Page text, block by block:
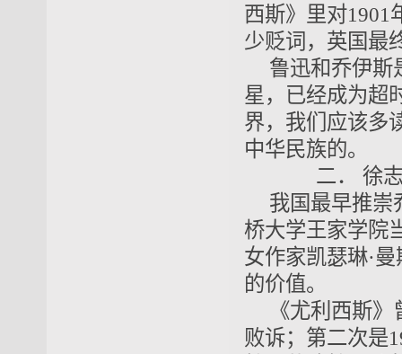
西斯》里对1901
少贬词，英国最
鲁迅和乔伊斯
星，已经成为超
界，我们应该多
中华民族的。
二． 徐
我国最早推崇
桥大学王家学院
女作家凯瑟琳·
的价值。
《尤利西斯
败诉；第二次是